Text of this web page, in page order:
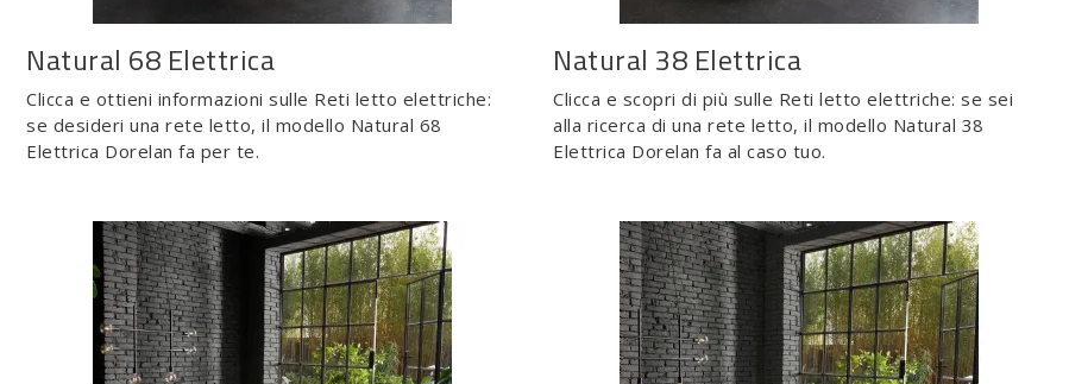
Natural 68 Elettrica
Clicca e ottieni informazioni sulle Reti letto elettriche:
se desideri una rete letto, il modello Natural 68
Elettrica Dorelan fa per te.
Natural 38 Elettrica
Clicca e scopri di più sulle Reti letto elettriche: se sei
alla ricerca di una rete letto, il modello Natural 38
Elettrica Dorelan fa al caso tuo.